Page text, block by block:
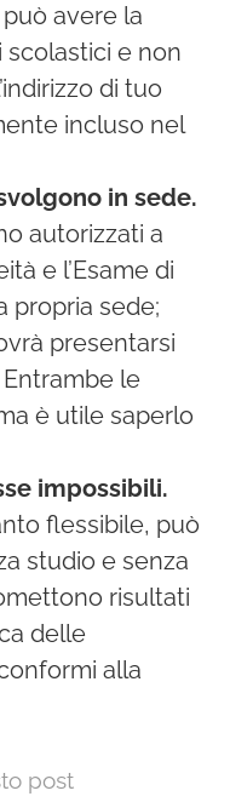
avere la
scolastici e non
di tuo
incluso nel
in sede.
autorizzati a
e l’Esame di
propria sede;
presentarsi
le
è utile saperlo
impossibili.
flessibile, può
studio e senza
risultati
delle
alla
post